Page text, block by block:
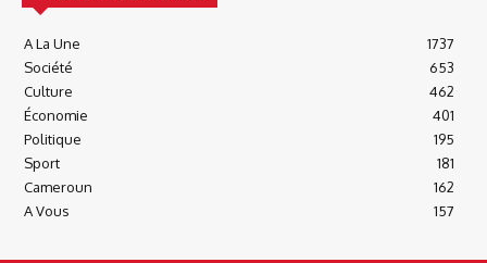
A La Une
1737
Société
653
Culture
462
Économie
401
Politique
195
Sport
181
Cameroun
162
A Vous
157